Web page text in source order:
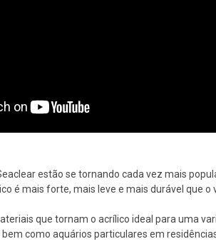
estão se tornando cada vez mais
é mais forte, mais leve e mais durável que
que tornam o acrílico ideal para uma
como aquários particulares em